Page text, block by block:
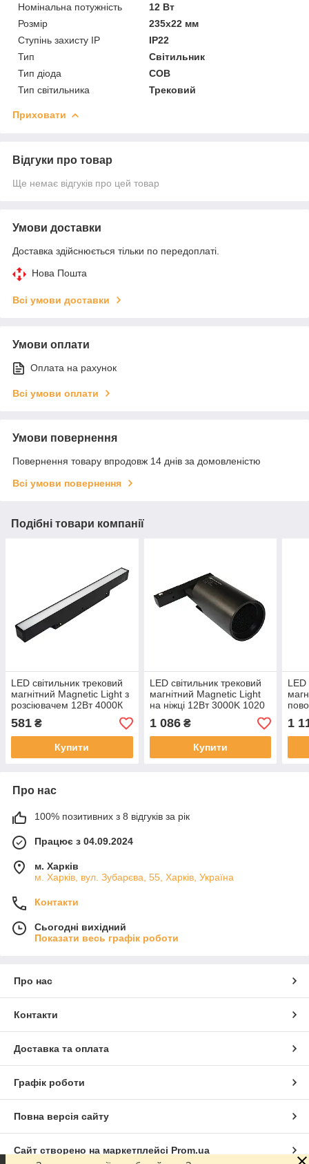
Номінальна потужність
12 Вт
Розмір
235х22 мм
Ступінь захисту IP
IP22
Тип
Світильник
Тип діода
COB
Тип світильника
Трековий
Приховати
Відгуки про товар
Ще немає відгуків про цей товар
Умови доставки
Доставка здійснюється тільки по передоплаті.
Нова Пошта
Всі умови доставки
Умови оплати
Оплата на рахунок
Всі умови оплати
Умови повернення
Повернення товару впродовж 14 днів за домовленістю
Всі умови повернення
Подібні товари компанії
LED світильник трековий
магнітний Magnetic Light з
розсіювачем 12Вт 4000К
1020 Лм , чорний
581 ₴
Купити
LED світильник трековий
магнітний Magnetic Light
на ніжці 12Вт 3000K 1020
Лм , чорний
1 086₴
Купити
LED
1
Про нас
100% позитивних з 8 відгуків за рік
Працює з 04.09.2024
м. Харків
м. Харків, вул. Зубарєва, 55, Харків, Україна
Контакти
Сьогодні вихідний
Показати весь графік роботи
Про нас
Контакти
Доставка та оплата
Графік роботи
Повна версія сайту
Сайт створено на маркетплейсі Prom.ua